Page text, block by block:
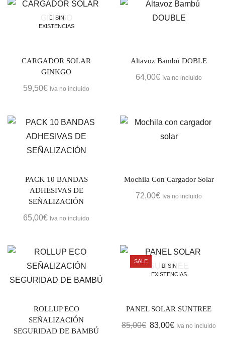
SIN
EXISTENCIAS
CARGADOR SOLAR
GINKGO
59,50€ Iva no incluido
Altavoz Bambú DOBLE
64,00€ Iva no incluido
PACK 10 BANDAS
ADHESIVAS DE
SEÑALIZACIÓN
65,00€ Iva no incluido
Mochila Con Cargador Solar
72,00€ Iva no incluido
ROLLUP ECO
SEÑALIZACIÓN
SEGURIDAD DE BAMBÚ
SALE
SIN
EXISTENCIAS
PANEL SOLAR SUNTREE
85,00€ El
83,00€ElIva no incluido